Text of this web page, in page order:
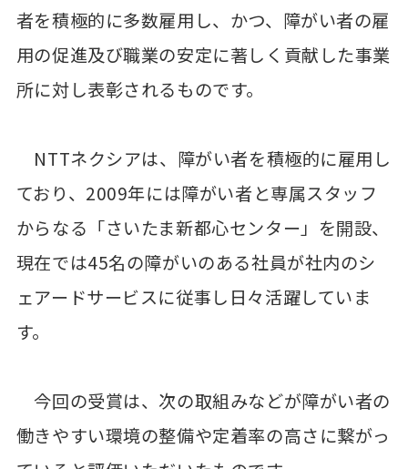
者を積極的に多数雇用し、かつ、障がい者の雇
用の促進及び職業の安定に著しく貢献した事業
所に対し表彰されるものです。
NTTネクシアは、障がい者を積極的に雇用し
ており、2009年には障がい者と専属スタッフ
からなる「さいたま新都心センター」を開設、
現在では45名の障がいのある社員が社内のシ
ェアードサービスに従事し日々活躍していま
す。
今回の受賞は、次の取組みなどが障がい者の
働きやすい環境の整備や定着率の高さに繋がっ